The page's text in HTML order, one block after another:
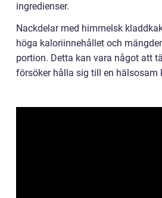
ingredienser.
Nackdelar med himmelsk
höga kaloriinnehållet och
portion. Detta kan vara något att
försöker hålla sig till en hälsosam